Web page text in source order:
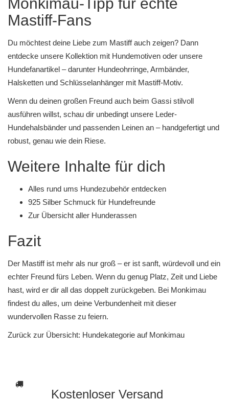
Mastiff-Fans
Du möchtest deine Liebe zum Mastiff auch zeigen? Dann
entdecke unsere Kollektion mit Hundemotiven oder unsere
Hundefanartikel – darunter Hundeohrringe, Armbänder,
Halsketten und Schlüsselanhänger mit Mastiff-Motiv.
Wenn du deinen großen Freund auch beim Gassi stilvoll
ausführen willst, schau dir unbedingt unsere Leder-
Hundehalsbänder und passenden Leinen an – handgefertigt und
robust, genau wie dein Riese.
Weitere Inhalte für dich
Alles rund ums Hundezubehör entdecken
925 Silber Schmuck für Hundefreunde
Zur Übersicht aller Hunderassen
Fazit
Der Mastiff ist mehr als nur groß – er ist sanft, würdevoll und ein
echter Freund fürs Leben. Wenn du genug Platz, Zeit und Liebe
hast, wird er dir all das doppelt zurückgeben. Bei Monkimau
findest du alles, um deine Verbundenheit mit dieser
wundervollen Rasse zu feiern.
Zurück zur Übersicht: Hundekategorie auf Monkimau
Kostenloser Versand